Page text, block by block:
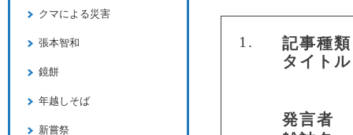
1.
記事種類
タイトル
発言者
クマによる災害
張本智和
鏡餅
年越しそば
新嘗祭